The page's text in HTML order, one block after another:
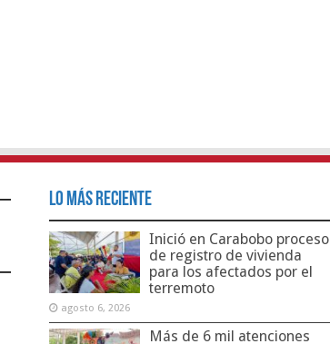
Lo Más Reciente
Inició en Carabobo proceso
de registro de vivienda
para los afectados por el
terremoto
agosto 6, 2026
Más de 6 mil atenciones